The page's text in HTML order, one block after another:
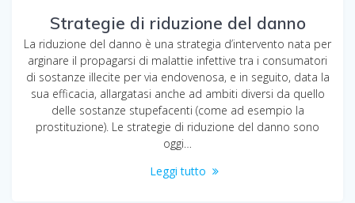
Strategie di riduzione del danno
La riduzione del danno è una strategia d’intervento nata per
arginare il propagarsi di malattie infettive tra i consumatori
di sostanze illecite per via endovenosa, e in seguito, data la
sua efficacia, allargatasi anche ad ambiti diversi da quello
delle sostanze stupefacenti (come ad esempio la
prostituzione). Le strategie di riduzione del danno sono
oggi…
Leggi tutto